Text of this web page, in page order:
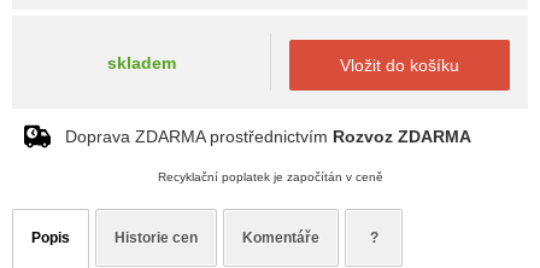
skladem Vložit do košíku
Doprava ZDARMA prostřednictvím Rozvoz ZDARMA
Recyklační poplatek je započítán v ceně
Popis Historie cen Komentáře ?